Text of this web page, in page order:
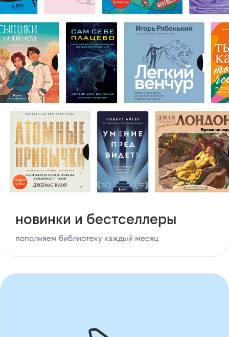
новинки и бестселлеры
пополняем библиотеку каждый месяц